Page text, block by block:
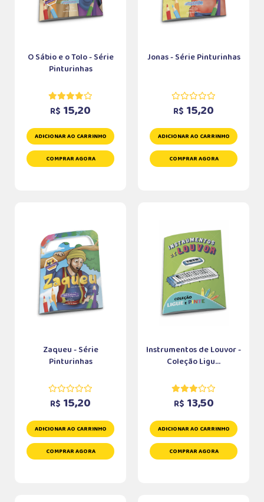
O Sábio e o Tolo - Série
Pinturinhas
R$ 15,20
ADICIONAR AO CARRINHO
COMPRAR AGORA
Jonas - Série Pinturinhas
R$ 15,20
ADICIONAR AO CARRINHO
COMPRAR AGORA
Zaqueu - Série
Pinturinhas
R$ 15,20
ADICIONAR AO CARRINHO
COMPRAR AGORA
Instrumentos de Louvor -
Coleção Ligu...
R$ 13,50
ADICIONAR AO CARRINHO
COMPRAR AGORA